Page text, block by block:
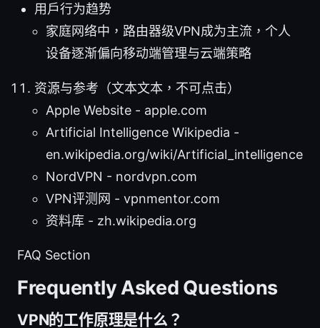
用户行为趋势
家庭网络中，路由器级VPN成为主流，个人
设备逐渐偏向移动端管理与云端策略
资源与参考（文本文本，不可点击）
Apple Website - apple.com
Artificial Intelligence Wikipedia -
en.wikipedia.org/wiki/Artificial_intelligence
NordVPN - nordvpn.com
VPN评测网 - vpnmentor.com
资料库 - zh.wikipedia.org
FAQ Section
Frequently Asked Questions
VPN的工作原理是什么？